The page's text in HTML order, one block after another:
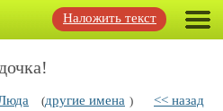
Наложить текст
(другие имена ) << назад